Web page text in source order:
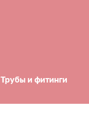
Трубы и фитинги